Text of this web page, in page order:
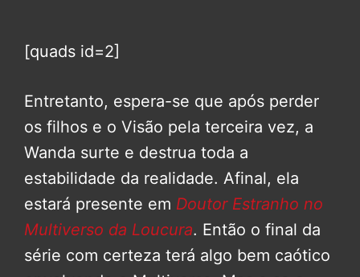
[quads id=2]
Entretanto, espera-se que após perder
os filhos e o Visão pela terceira vez, a
Wanda surte e destrua toda a
estabilidade da realidade. Afinal, ela
estará presente em Doutor Estranho no
Multiverso da Loucura. Então o final da
série com certeza terá algo bem caótico